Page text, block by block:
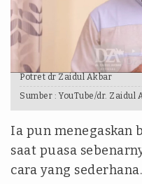
Potret dr Zaidul Akbar
Sumber : YouTube/dr. Zaidul
Ia pun menegaskan
saat puasa
cara yang sederhana.